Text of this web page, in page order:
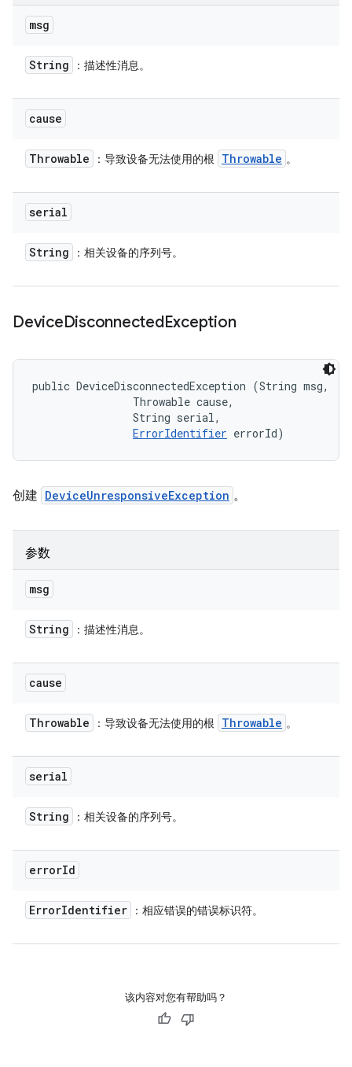
msg
String ：描述性消息。
cause
Throwable ：导致设备无法使用的根 Throwable 。
serial
String ：相关设备的序列号。
DeviceDisconnectedException
public DeviceDisconnectedException (String msg,
                Throwable cause,
                String serial,
ErrorIdentifier errorId)
创建 DeviceUnresponsiveException 。
参数
msg
String ：描述性消息。
cause
Throwable ：导致设备无法使用的根 Throwable 。
serial
String ：相关设备的序列号。
errorId
ErrorIdentifier ：相应错误的错误标识符。
该内容对您有帮助吗？